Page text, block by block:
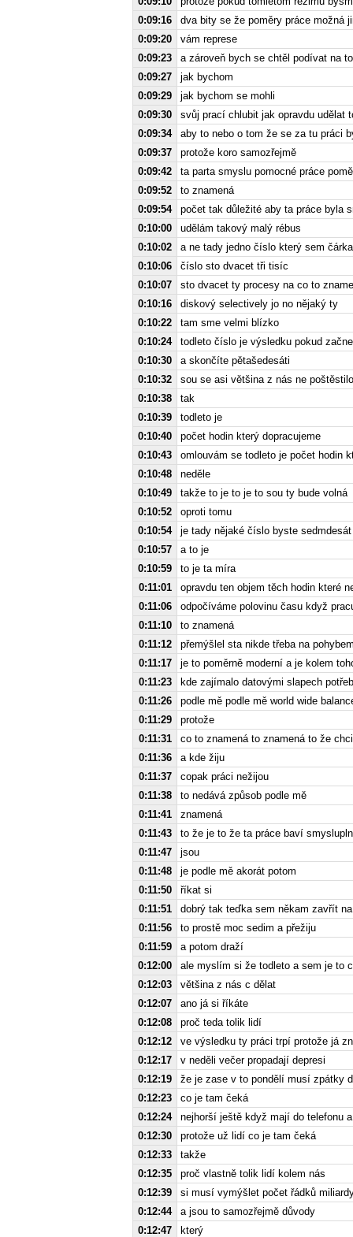
0:09:16
dva bity se že poměry práce možná
0:09:20
vám represe
0:09:23
a zároveň bych se chtěl podívat na to
0:09:27
jak bychom
0:09:29
jak bychom se mohli
0:09:30
svůj prací chlubit jak opravdu udělat
0:09:34
aby to nebo o tom že se za tu práci
0:09:37
protože koro samozřejmě
0:09:42
ta parta smyslu pomocné práce
0:09:52
to znamená
0:09:54
počet tak důležité aby ta práce byla
0:10:00
udělám takový malý rébus
0:10:02
a ne tady jedno číslo který sem
0:10:06
číslo sto dvacet tři tisíc
0:10:07
sto dvacet ty procesy na co to
0:10:16
diskový selectively jo no nějaký ty
0:10:22
tam sme velmi blízko
0:10:24
todleto číslo je výsledku pokud
0:10:30
a skončíte pětašedesáti
0:10:32
sou se asi většina z nás ne
0:10:38
tak
0:10:39
todleto je
0:10:40
počet hodin který dopracujeme
0:10:43
omlouvám se todleto je počet hodin
0:10:48
neděle
0:10:49
takže to je to je to sou ty bude volná
0:10:52
oproti tomu
0:10:54
je tady nějaké číslo byste
0:10:57
a to je
0:10:59
to je ta míra
0:11:01
opravdu ten objem těch hodin které
0:11:06
odpočíváme polovinu času když
0:11:10
to znamená
0:11:12
přemýšlel sta nikde třeba na
0:11:17
je to poměrně moderní a je kolem
0:11:23
kde zajímalo datovými slapech
0:11:26
podle mě podle mě world wide
0:11:29
protože
0:11:31
co to znamená to znamená to že
0:11:36
a kde žiju
0:11:37
copak práci nežijou
0:11:38
to nedává způsob podle mě
0:11:41
znamená
0:11:43
to že je to že ta práce baví
0:11:47
jsou
0:11:48
je podle mě akorát potom
0:11:50
říkat si
0:11:51
dobrý tak teďka sem někam zavřít
0:11:56
to prostě moc sedim a přežiju
0:11:59
a potom draží
0:12:00
ale myslím si že todleto a sem je to
0:12:03
většina z nás c dělat
0:12:07
ano já si říkáte
0:12:08
proč teda tolik lidí
0:12:12
ve výsledku ty práci trpí protože já
0:12:17
v neděli večer propadají depresi
0:12:19
že je zase v to pondělí musí zpátky
0:12:23
co je tam čeká
0:12:24
nejhorší ještě když mají do telefonu
0:12:30
protože už lidí co je tam čeká
0:12:33
takže
0:12:35
proč vlastně tolik lidí kolem nás
0:12:39
si musí vymýšlet počet řádků
0:12:44
a jsou to samozřejmě důvody
0:12:47
který